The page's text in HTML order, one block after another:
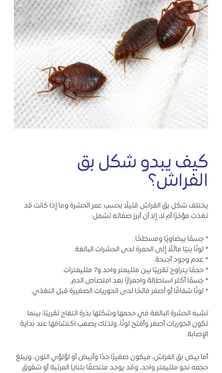
كيف يبدو شكل بق
الفراش؟
يختلف شكل بق الفراش قليلًا بحسب عمر الحشرة وما إذا كانت قد
تغذت مؤخرًا أم لا، إلا أن أبرز صفاته تشمل:
* جسمًا بيضاويًا ومسطحًا.
* لونًا بنيًا مائلًا إلى الحمرة لدى الحشرات البالغة.
* عدم وجود أجنحة.
* حجمًا يتراوح تقريبًا بين ملليمتر واحد و7 ملليمترات.
* جسمًا أكثر استطالة واحمرارًا بعد امتصاص الدم.
* لونًا شفافًا أو أصفر فاتحًا لدى الحوريات الصغيرة قبل التغذي.
تشبه الحشرة البالغة في حجمها وشكلها بذرة التفاح تقريبًا، بينما
تكون الحوريات أصغر وأفتح لونًا، ولذلك يصعب اكتشافها عند بداية
الإصابة.
أما بيض بق الفراش، فيكون صغيرًا جدًا وأبيض أو لؤلؤي اللون، ويبلغ
حجمه نحو ملليمتر واحد، وقد يوجد ملتصقًا بثنايا المرتبة أو شقوق